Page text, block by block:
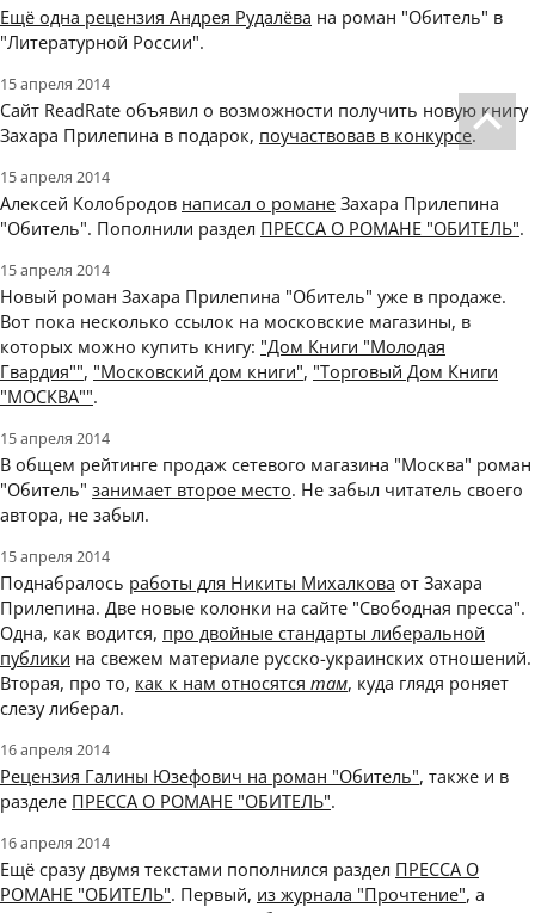
Ещё одна рецензия Андрея Рудалёва на роман "Обитель" в
"Литературной России".
15 апреля 2014
Сайт ReadRate объявил о возможности получить новую книгу
Захара Прилепина в подарок, поучаствовав в конкурсе.
15 апреля 2014
Алексей Колобродов написал о романе Захара Прилепина
"Обитель". Пополнили раздел ПРЕССА О РОМАНЕ "ОБИТЕЛЬ".
15 апреля 2014
Новый роман Захара Прилепина "Обитель" уже в продаже.
Вот пока несколько ссылок на московские магазины, в
которых можно купить книгу: "Дом Книги "Молодая
Гвардия"", "Московский дом книги", "Торговый Дом Книги
"МОСКВА"".
15 апреля 2014
В общем рейтинге продаж сетевого магазина "Москва" роман
"Обитель" занимает второе место. Не забыл читатель своего
автора, не забыл.
15 апреля 2014
Поднабралось работы для Никиты Михалкова от Захара
Прилепина. Две новые колонки на сайте "Свободная пресса".
Одна, как водится, про двойные стандарты либеральной
публики на свежем материале русско-украинских отношений.
Вторая, про то, как к нам относятся там, куда глядя роняет
слезу либерал.
16 апреля 2014
Рецензия Галины Юзефович на роман "Обитель", также и в
разделе ПРЕССА О РОМАНЕ "ОБИТЕЛЬ".
16 апреля 2014
Ещё сразу двумя текстами пополнился раздел ПРЕССА О
РОМАНЕ "ОБИТЕЛЬ". Первый, из журнала "Прочтение", а